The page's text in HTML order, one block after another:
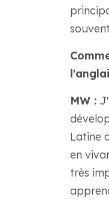
MW :
Latine
en
très